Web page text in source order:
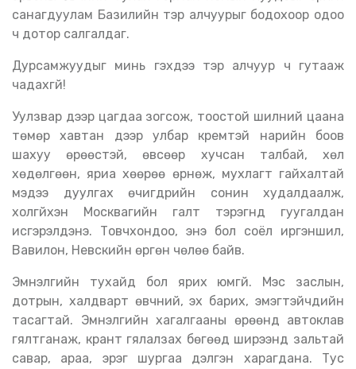
санагдуулам Базилийн тэр алчуурыг бодохоор одоо
ч дотор салгалдаг.
Дурсамжуудыг минь гэхдээ тэр алчуур ч гутааж
чадахгүй!
Уулзвар дээр цагдаа зогсож, тоостой шилний цаана
төмөр хавтан дээр улбар кремтэй нарийн боов
шахуу өрөөстэй, өвсөөр хучсан талбай, хөл
хөдөлгөөн, яриа хөөрөө өрнөж, мухлагт гайхалтай
мэдээ дуулгах өчигдрийн сонин худалдаалж,
холгүйхэн Москвагийн галт тэрэгнүүд гуугалдан
исгэрэлдэнэ. Товчхондоо, энэ бол соёл иргэншил,
Вавилон, Невскийн өргөн чөлөө байв.
Эмнэлгийн тухайд бол ярих юмгүй. Мэс заслын,
дотрын, халдварт өвчний, эх барих, эмэгтэйчүүдийн
тасагтай. Эмнэлгийн хагалгааны өрөөнд автоклав
гялтганаж, крант гялалзах бөгөөд ширээнүүд зальтай
савар, араа, эрэг шургаа дэлгэн харагдана. Тус